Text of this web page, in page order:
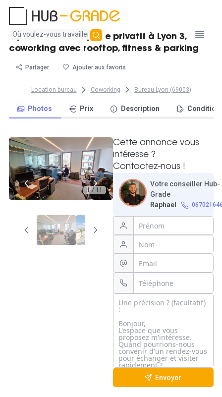
Aucun
3 postes dans espace privatif à Lyon 3,
coworking avec rooftop, fitness & parking
Partager Ajouter aux favoris
Location bureau Coworking Bureau Lyon (69003)
Photos Prix Description
1 / 11
Cette annonce vous
intéresse ?
Contactez-nous !
Votre conseiller Hub-
Grade
Raphael
Envoyer